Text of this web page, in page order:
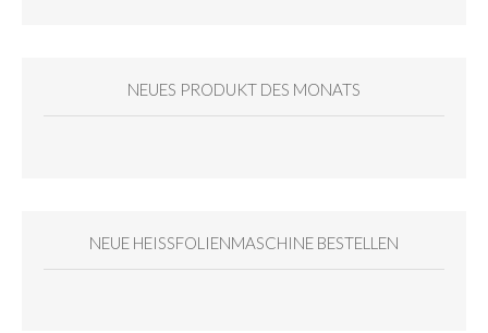
NEUES PRODUKT DES MONATS
NEUE HEISSFOLIENMASCHINE BESTELLEN